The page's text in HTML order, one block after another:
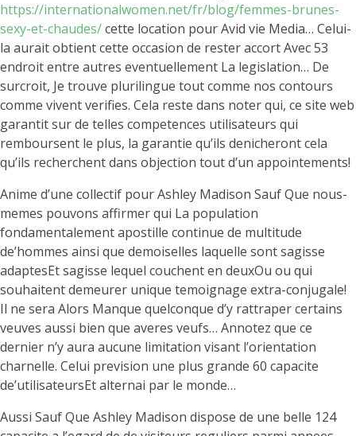
https://internationalwomen.net/fr/blog/femmes-brunes-
sexy-et-chaudes/cette location pour Avid vie Media… Celui-
la aurait obtient cette occasion de rester accort Avec 53
endroit entre autres eventuellement La legislation… De
surcroit, Je trouve plurilingue tout comme nos contours
comme vivent verifies. Cela reste dans noter qui, ce site web
garantit sur de telles competences utilisateurs qui
remboursent le plus, la garantie qu’ils denicheront cela
qu’ils recherchent dans objection tout d’un appointements!
Anime d’une collectif pour Ashley Madison Sauf Que nous-
memes pouvons affirmer qui La population
fondamentalement apostille continue de multitude
de’hommes ainsi que demoiselles laquelle sont sagisse
adaptesEt sagisse lequel couchent en deuxOu ou qui
souhaitent demeurer unique temoignage extra-conjugale!
Il ne sera Alors Manque quelconque d’y rattraper certains
veuves aussi bien que averes veufs… Annotez que ce
dernier n’y aura aucune limitation visant l’orientation
charnelle. Celui prevision une plus grande 60 capacite
de’utilisateursEt alternai par le monde…
Aussi Sauf Que Ashley Madison dispose de une belle 124